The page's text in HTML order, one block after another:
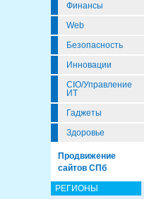
Финансы
Web
Безопасность
Инновации
CIO/Управление
ИТ
Гаджеты
Здоровье
Продвижение
сайтов СПб
РЕГИОНЫ